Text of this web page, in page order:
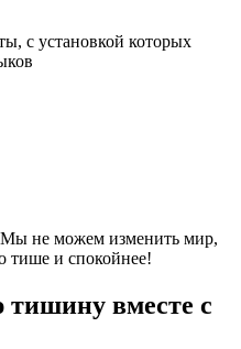
с установкой которых
Мы не можем изменить мир,
тише и спокойнее!
тишину вместе с